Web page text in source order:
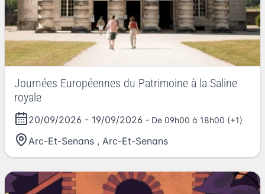
Journées Européennes du Patrimoine à la Saline
royale
20/09/2026 - 19/09/2026 - De 09h00 à 18h00 (+1)
Arc-Et-Senans , Arc-Et-Senans